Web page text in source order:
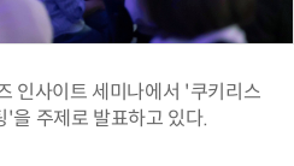
인사이트 세미나에서 '쿠키리스
'을 주제로 발표하고 있다.